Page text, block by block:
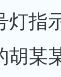
灯指
胡某